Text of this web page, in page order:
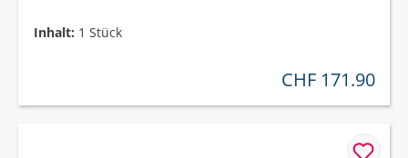
Inhalt: 1 Stück
regulärer preis:
CHF 171.90